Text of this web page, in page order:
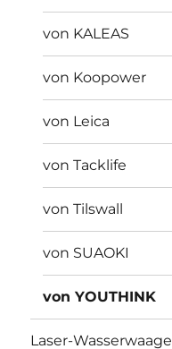
von KALEAS
von Koopower
von Leica
von Tacklife
von Tilswall
von SUAOKI
von YOUTHINK
Laser-Wasserwaage